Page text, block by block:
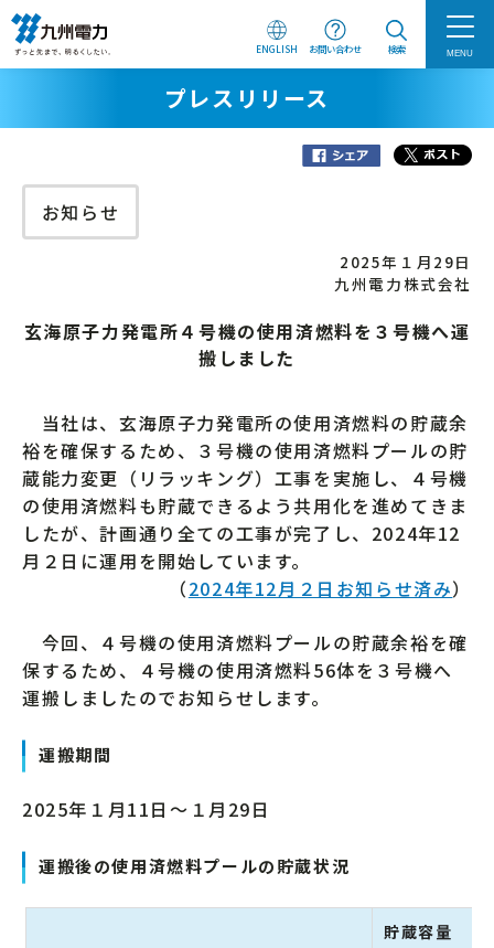
ENGLISH お問い合わせ 検索 MENU
プレスリリース
お知らせ
2025年１月29日
九州電力株式会社
玄海原子力発電所４号機の使用済燃料を３号機へ運
搬しました
当社は、玄海原子力発電所の使用済燃料の貯蔵余
裕を確保するため、３号機の使用済燃料プールの貯
蔵能力変更（リラッキング）工事を実施し、４号機
の使用済燃料も貯蔵できるよう共用化を進めてきま
したが、計画通り全ての工事が完了し、2024年12
月２日に運用を開始しています。
（2024年12月２日お知らせ済み）
今回、４号機の使用済燃料プールの貯蔵余裕を確
保するため、４号機の使用済燃料56体を３号機へ
運搬しましたのでお知らせします。
運搬期間
2025年１月11日～１月29日
運搬後の使用済燃料プールの貯蔵状況
貯蔵容量